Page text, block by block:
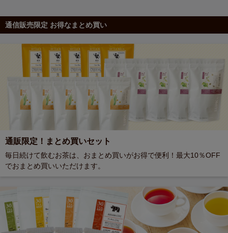
通信販売限定 お得なまとめ買い
通販限定！まとめ買いセット
毎日続けて飲むお茶は、おまとめ買いがお得で便利！最大10％OFF
でおまとめ買いいただけます。